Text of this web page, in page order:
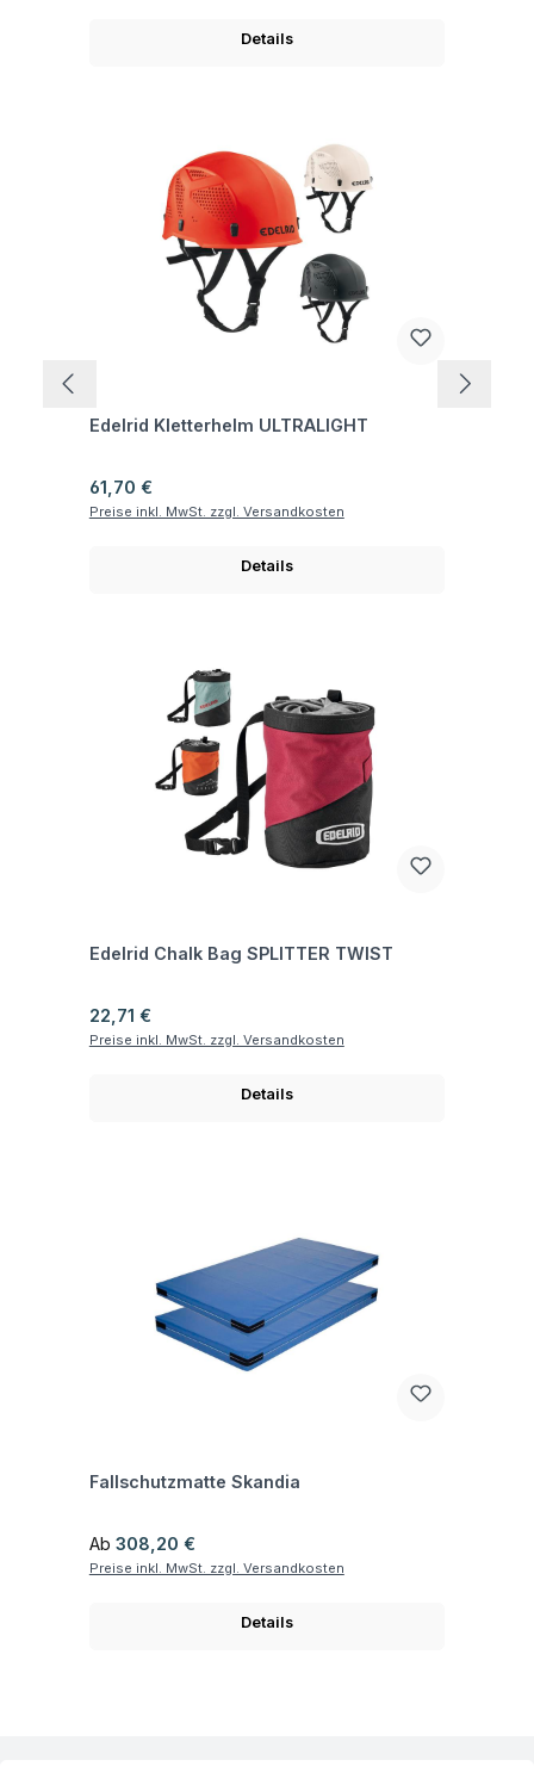
Details
Edelrid Kletterhelm ULTRALIGHT
Regulärer Preis:
61,70 €
Preise inkl. MwSt. zzgl. Versandkosten
Details
Edelrid Chalk Bag SPLITTER TWIST
Regulärer Preis:
22,71 €
Preise inkl. MwSt. zzgl. Versandkosten
Details
Fallschutzmatte Skandia
Regulärer Preis:
Ab 308,20 €
Preise inkl. MwSt. zzgl. Versandkosten
Details